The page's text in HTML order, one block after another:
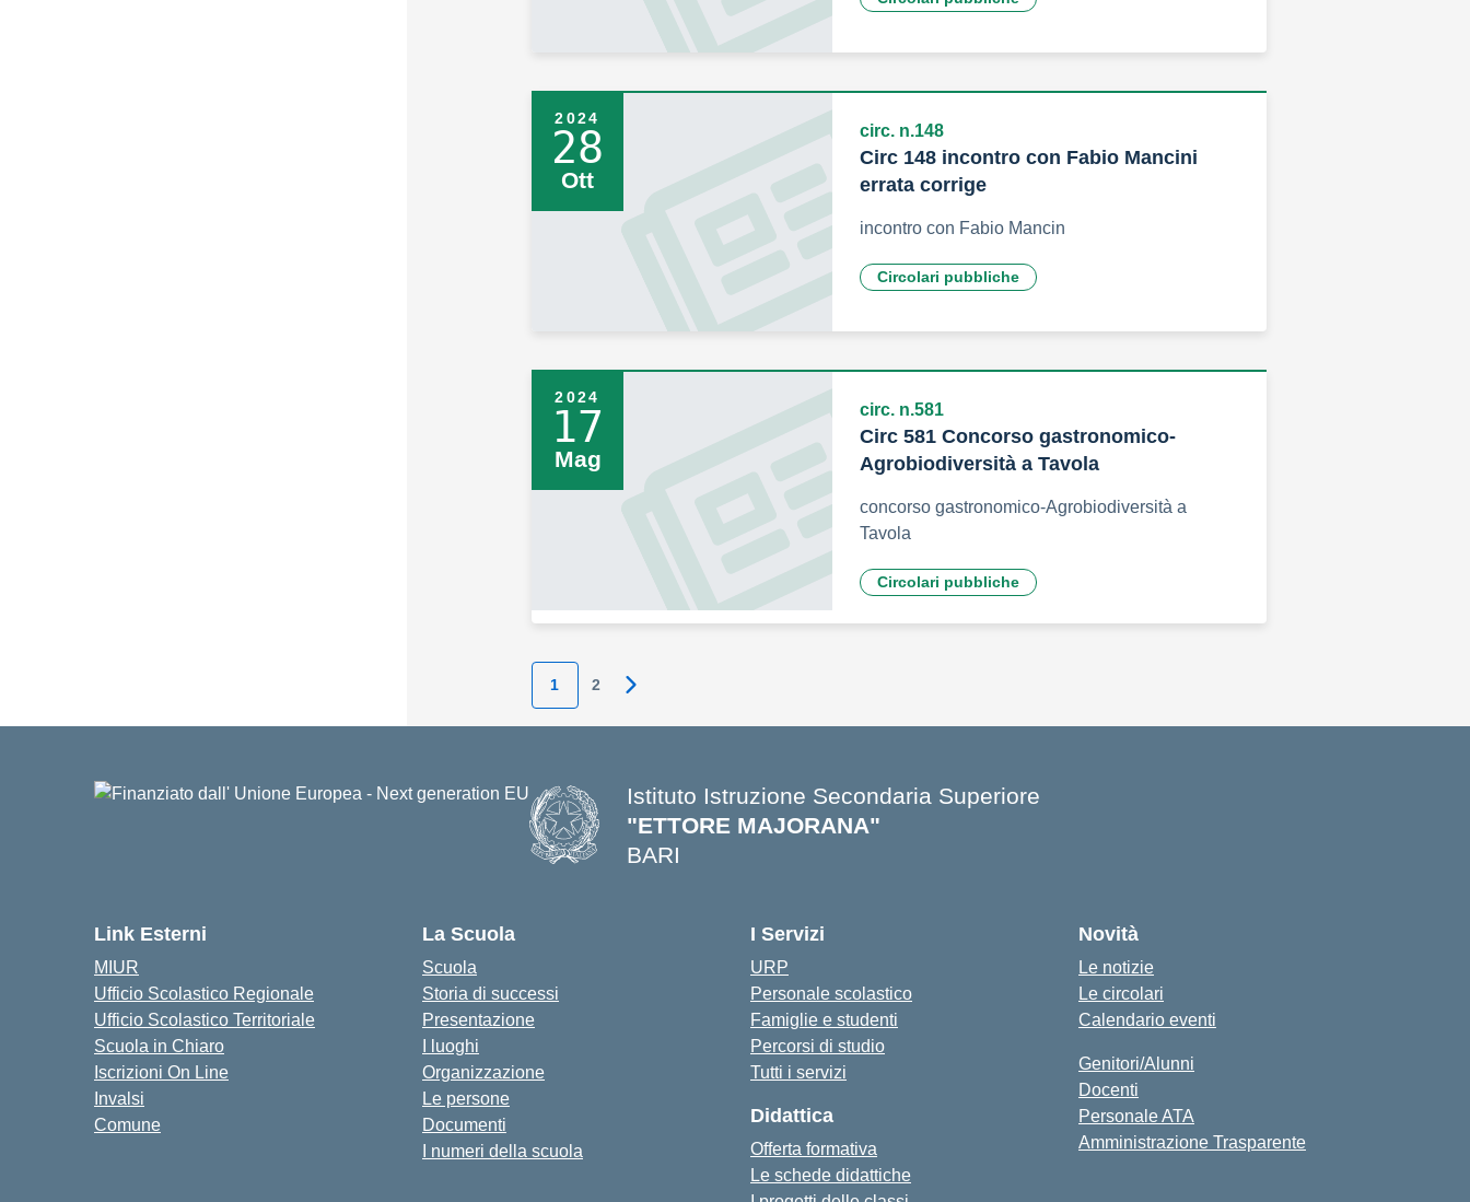
2024
28
Ott
circ. n.148
Circ 148 incontro con Fabio Mancini
errata corrige
incontro con Fabio Mancin
Circolari pubbliche
2024
17
Mag
circ. n.581
Circ 581 Concorso gastronomico-
Agrobiodiversità a Tavola
concorso gastronomico-Agrobiodiversità a
Tavola
Circolari pubbliche
1 2 Pagina successiva
Istituto Istruzione Secondaria Superiore
"ETTORE MAJORANA"
BARI
Link Esterni
MIUR
Ufficio Scolastico Regionale
Ufficio Scolastico Territoriale
Scuola in Chiaro
Iscrizioni On Line
Invalsi
Comune
La Scuola
Scuola
Storia di successi
Presentazione
I luoghi
Organizzazione
Le persone
Documenti
I numeri della scuola
I Servizi
URP
Personale scolastico
Famiglie e studenti
Percorsi di studio
Tutti i servizi
Didattica
Offerta formativa
Le schede didattiche
Novità
Le notizie
Le circolari
Calendario eventi
Genitori/Alunni
Docenti
Personale ATA
Amministrazione Trasparente